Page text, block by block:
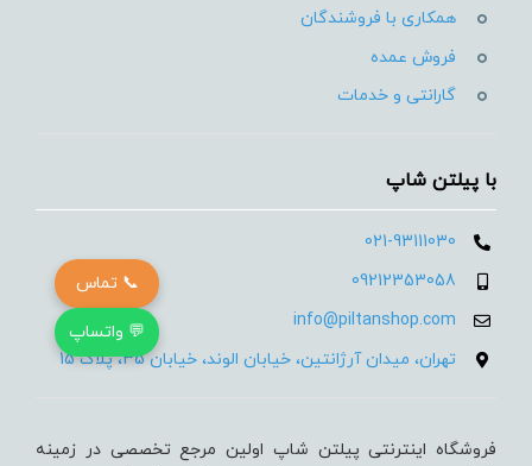
همکاری با فروشندگان
فروش عمده
گارانتی و خدمات
با پیلتن شاپ
021-93111030
09212353058
info@piltanshop.com
تهران، میدان آرژانتین، خیابان الوند، خیابان 35، پلاک 15
فروشگاه اینترنتی پیلتن شاپ اولین مرجع تخصصی در زمینه
📞 تماس
💬 واتساپ